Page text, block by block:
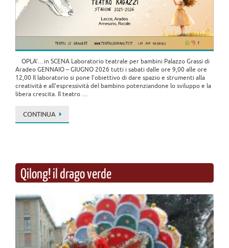
OPLA’…in SCENA Laboratorio teatrale per bambini Palazzo Grassi di
Aradeo GENNAIO – GIUGNO 2026 tutti i sabati dalle ore 9,00 alle ore
12,00 Il laboratorio si pone l’obiettivo di dare spazio e strumenti alla
creatività e all’espressività del bambino potenziandone lo sviluppo e la
libera crescita. Il teatro …
CONTINUA
Qilong! il drago verde